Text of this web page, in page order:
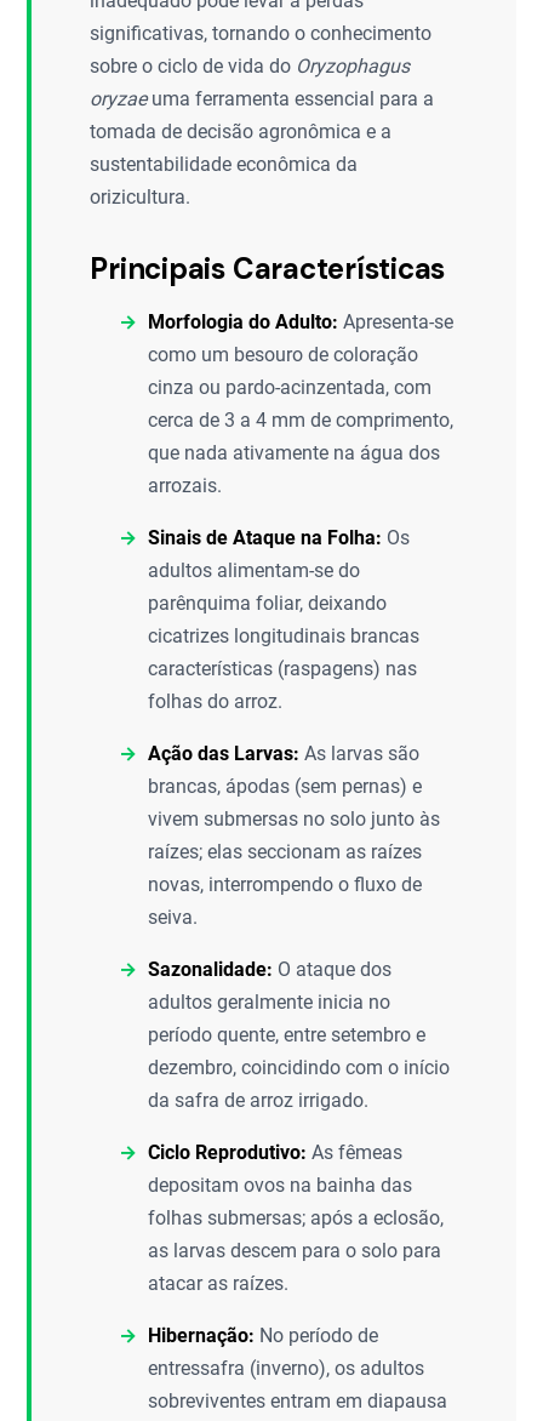
significativas, tornando o conhecimento
sobre o ciclo de vida do Oryzophagus
oryzaeuma ferramenta essencial para a
tomada de decisão agronômica e a
sustentabilidade econômica da
orizicultura.
Principais Características
Morfologia do Adulto: Apresenta-se
como um besouro de coloração
cinza ou pardo-acinzentada, com
cerca de 3 a 4 mm de comprimento,
que nada ativamente na água dos
arrozais.
Sinais de Ataque na Folha: Os
adultos alimentam-se do
parênquima foliar, deixando
cicatrizes longitudinais brancas
características (raspagens) nas
folhas do arroz.
Ação das Larvas: As larvas são
brancas, ápodas (sem pernas) e
vivem submersas no solo junto às
raízes; elas seccionam as raízes
novas, interrompendo o fluxo de
seiva.
Sazonalidade: O ataque dos
adultos geralmente inicia no
período quente, entre setembro e
dezembro, coincidindo com o início
da safra de arroz irrigado.
Ciclo Reprodutivo: As fêmeas
depositam ovos na bainha das
folhas submersas; após a eclosão,
as larvas descem para o solo para
atacar as raízes.
Hibernação: No período de
entressafra (inverno), os adultos
sobreviventes entram em diapausa